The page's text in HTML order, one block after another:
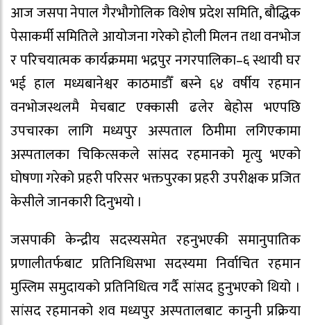
आज जसपा नेपाल गैरभौगोलिक विशेष प्रदेश समिति, बौद्धिक
पेसाकर्मी समितिले आयोजना गरेको होली मिलन तथा वनभोज
र परिचयात्मक कार्यक्रममा भद्रपुर नगरपालिका–६ स्थायी घर
भई हाल मध्यबानेश्वर काठमाडौँ बस्ने ६४ वर्षीय रहमान
वनभोजस्थलमै मेचबाट एक्कासी ढलेर बेहोस भएपछि
उपचारका लागि मध्यपुर अस्पताल ठिमीमा लगिएकामा
अस्पतालका चिकित्सकले सांसद रहमानको मृत्यु भएको
घोषणा गरेको प्रहरी परिसर भक्तपुरका प्रहरी उपरीक्षक प्रजित
केसीले जानकारी दिनुभयो ।
जसपाकी केन्द्रीय सदस्यसमेत रहनुभएकी समानुपातिक
प्रणालीतर्फबाट प्रतिनिधिसभा सदस्यमा निर्वाचित रहमान
मुस्लिम समुदायको प्रतिनिधित्व गर्दै सांसद हुनुभएको थियो ।
सांसद रहमानको शव मध्यपुर अस्पतालबाट कानुनी प्रक्रिया